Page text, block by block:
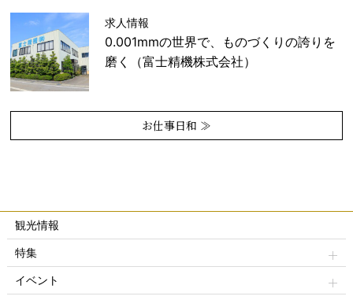
求人情報
0.001mmの世界で、ものづくりの誇りを
磨く（富士精機株式会社）
お仕事日和 ≫
観光情報
特集
イベント